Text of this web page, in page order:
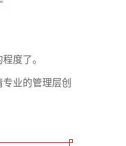
度了。
业的管理层创